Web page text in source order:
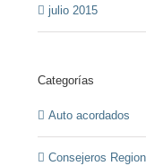
julio 2015
Categorías
Auto acordados
Consejeros